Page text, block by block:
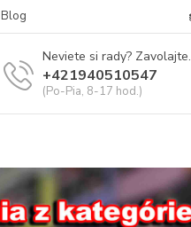
Blog
Neviete si rady? Zavolajte.
+421940510547
(Po-Pia, 8-17 hod.)